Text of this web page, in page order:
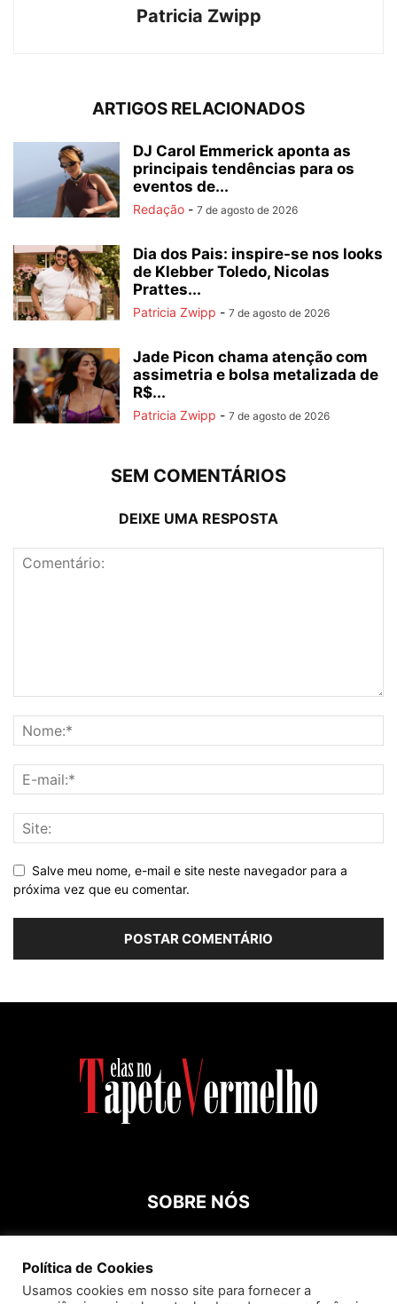
Patricia Zwipp
ARTIGOS RELACIONADOS
DJ Carol Emmerick aponta as
principais tendências para os
eventos de...
Redação - 7 de agosto de 2026
Dia dos Pais: inspire-se nos looks
de Klebber Toledo, Nicolas
Prattes...
Patricia Zwipp - 7 de agosto de 2026
Jade Picon chama atenção com
assimetria e bolsa metalizada de
R$...
Patricia Zwipp - 7 de agosto de 2026
SEM COMENTÁRIOS
DEIXE UMA RESPOSTA
Salve meu nome, e-mail e site neste navegador para a
próxima vez que eu comentar.
SOBRE NÓS
Política de Cookies
Usamos cookies em nosso site para fornecer a